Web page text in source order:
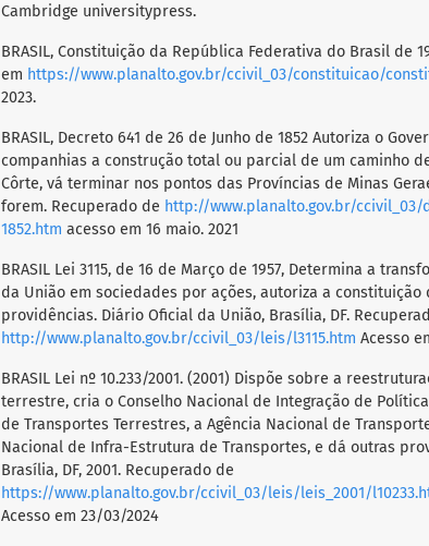
Cambridge universitypress.
BRASIL, Constituição da República Federativa do Brasil de
em https://www.planalto.gov.br/ccivil_03/constituicao/
2023.
BRASIL, Decreto 641 de 26 de Junho de 1852 Autoriza o
companhias a construção total ou parcial de um caminho
Côrte, vá terminar nos pontos das Províncias de Minas
forem. Recuperado de http://www.planalto.gov.br/
1852.htm acesso em 16 maio. 2021
BRASIL Lei 3115, de 16 de Março de 1957, Determina a
da União em sociedades por ações, autoriza a constituição
providências. Diário Oficial da União, Brasília, DF.
http://www.planalto.gov.br/ccivil_03/leis/l3115.htm Acesso
BRASIL Lei nº 10.233/2001. (2001) Dispõe sobre a
terrestre, cria o Conselho Nacional de Integração de
de Transportes Terrestres, a Agência Nacional de
Nacional de Infra-Estrutura de Transportes, e dá outras
Brasília, DF, 2001. Recuperado de
https://www.planalto.gov.br/ccivil_03/leis/leis_2001/
Acesso em 23/03/2024